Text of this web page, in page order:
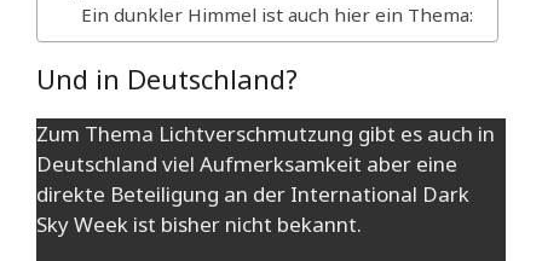
Ein dunkler Himmel ist auch hier ein Thema:
Und in Deutschland?
Zum Thema Lichtverschmutzung gibt es auch in
Deutschland viel Aufmerksamkeit aber eine
direkte Beteiligung an der International Dark
Sky Week ist bisher nicht bekannt.